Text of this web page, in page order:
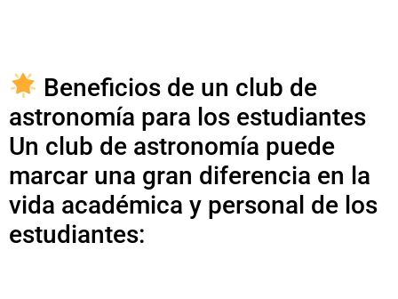
Beneficios de un club de
astronomía para los estudiantes
Un club de astronomía puede
marcar una gran diferencia en la
vida académica y personal de los
estudiantes: